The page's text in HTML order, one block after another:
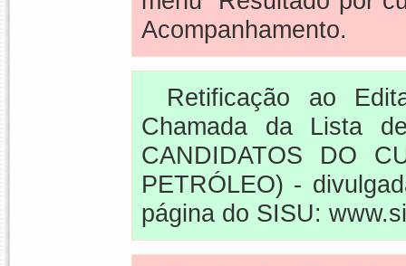
Acompanhamento.
Retificação ao
Chamada da Lista
CANDIDATOS DO
PETRÓLEO) -
página do SISU: